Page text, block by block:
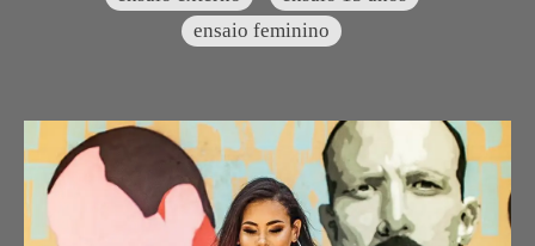
ensaio feminino